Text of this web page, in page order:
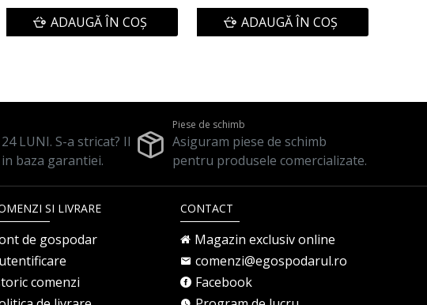
ADAUGĂ ÎN COŞ ADAUGĂ ÎN COŞ
LUNI. S-a stricat? Il
baza garantiei.
Piese de schimb
Asiguram piese de schimb
pentru produsele comercializate.
SI LIVRARE
de gospodar
comenzi
CONTACT
Magazin exclusiv online
comenzi@egospodarul.ro
Facebook